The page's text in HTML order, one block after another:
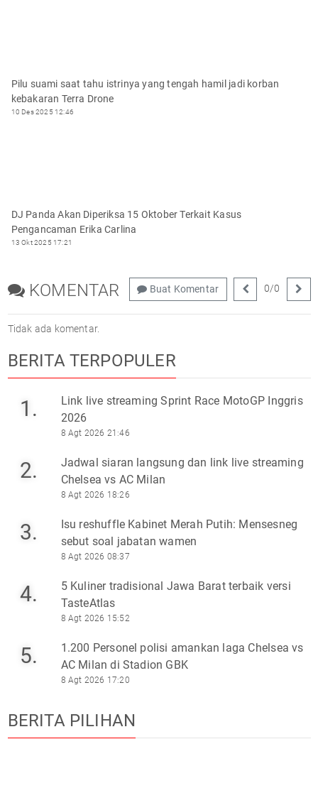
Pilu suami saat tahu istrinya yang tengah hamil jadi korban
kebakaran Terra Drone
10 Des 2025 12:46
DJ Panda Akan Diperiksa 15 Oktober Terkait Kasus
Pengancaman Erika Carlina
13 Okt 2025 17:21
KOMENTAR Buat Komentar 0/0
Tidak ada komentar.
BERITA TERPOPULER
1.
Link live streaming Sprint Race MotoGP Inggris
2026
8 Agt 2026 21:46
2.
Jadwal siaran langsung dan link live streaming
Chelsea vs AC Milan
8 Agt 2026 18:26
3.
Isu reshuffle Kabinet Merah Putih: Mensesneg
sebut soal jabatan wamen
8 Agt 2026 08:37
4.
5 Kuliner tradisional Jawa Barat terbaik versi
TasteAtlas
8 Agt 2026 15:52
5.
1.200 Personel polisi amankan laga Chelsea vs
AC Milan di Stadion GBK
8 Agt 2026 17:20
BERITA PILIHAN